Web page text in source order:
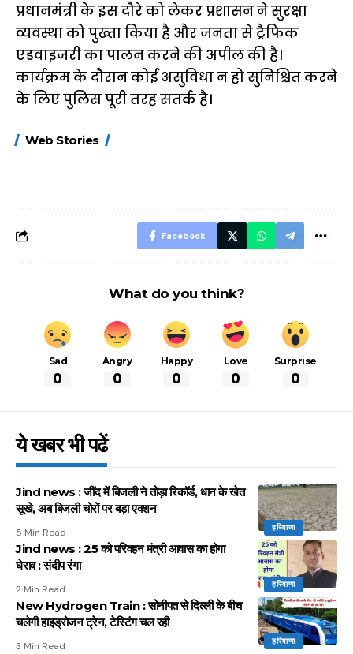
प्रधानमंत्री के इस दौरे को लेकर प्रशासन ने सुरक्षा
व्यवस्था को पुख्ता किया है और जनता से ट्रैफिक
एडवाइजरी का पालन करने की अपील की है।
कार्यक्रम के दौरान कोई असुविधा न हो सुनिश्चित करने
के लिए पुलिस पूरी तरह सतर्क है।
Web Stories
FASTag के ये नए
Facebook
What do you think?
Sad
0
Angry
0
Happy
0
Love
0
Surprise
0
ये खबर भी पढें
हरियाणा
Jind news : जींद में बिजली ने तोड़ा रिकॉर्ड, धान के खेत
सूखे, अब बिजली चोरों पर बड़ा एक्शन
5 Min Read
हरियाणा
Jind news : 25 को परिवहन मंत्री आवास का होगा
घेराव : संदीप रंगा
2 Min Read
हरियाणा
New Hydrogen Train : सोनीपत से दिल्ली के बीच
चलेगी हाइड्रोजन ट्रेन, टेस्टिंग चल रही
3 Min Read